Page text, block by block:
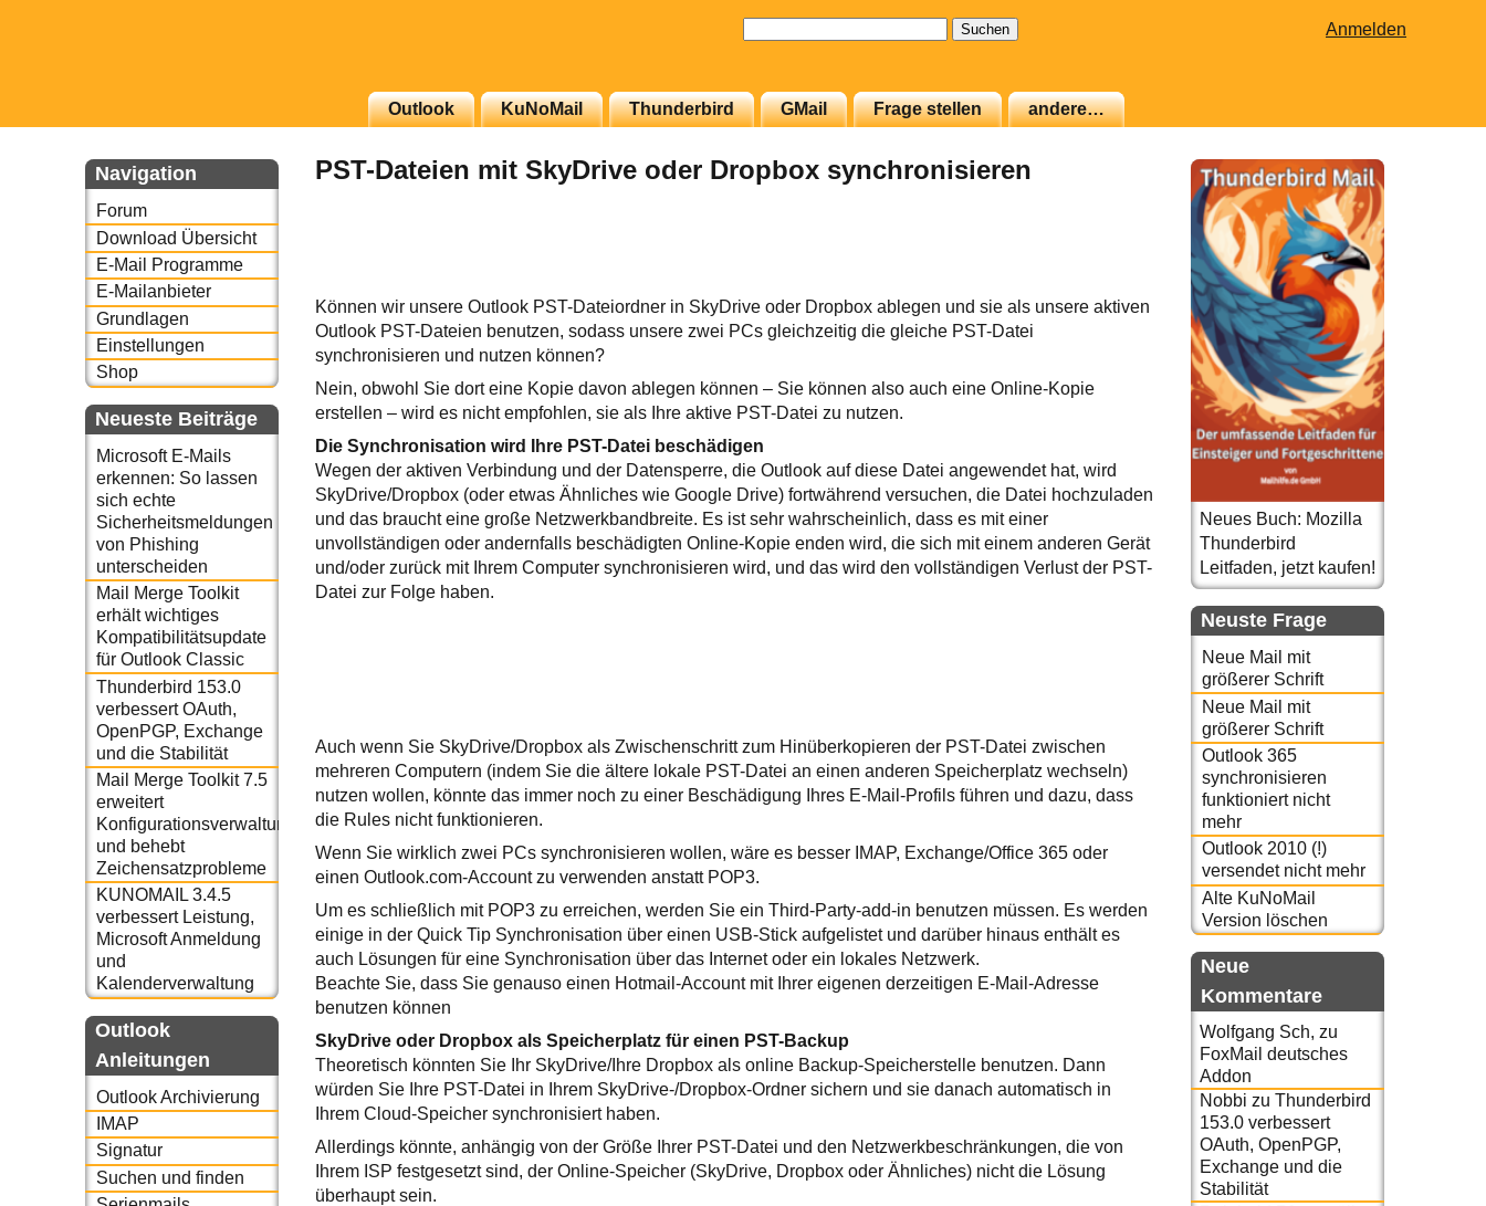
Anmelden
Outlook KuNoMail Thunderbird GMail Frage stellen andere…
Navigation
Forum
Download Übersicht
E-Mail Programme
E-Mailanbieter
Grundlagen
Einstellungen
Shop
Neueste Beiträge
Microsoft E-Mails
erkennen: So lassen
sich echte
Sicherheitsmeldungen
von Phishing
unterscheiden
Mail Merge Toolkit
erhält wichtiges
Kompatibilitätsupdate
für Outlook Classic
Thunderbird 153.0
verbessert OAuth,
OpenPGP, Exchange
und die Stabilität
Mail Merge Toolkit 7.5
erweitert
Konfigurationsverwaltung
und behebt
Zeichensatzprobleme
KUNOMAIL 3.4.5
verbessert Leistung,
Microsoft Anmeldung
und
Kalenderverwaltung
Outlook
Anleitungen
Outlook Archivierung
IMAP
Signatur
Suchen und finden
PST-Dateien mit SkyDrive oder Dropbox synchronisieren
Können wir unsere Outlook PST-Dateiordner in SkyDrive oder Dropbox ablegen und sie als unsere aktiven
Outlook PST-Dateien benutzen, sodass unsere zwei PCs gleichzeitig die gleiche PST-Datei
synchronisieren und nutzen können?
Nein, obwohl Sie dort eine Kopie davon ablegen können – Sie können also auch eine Online-Kopie
erstellen – wird es nicht empfohlen, sie als Ihre aktive PST-Datei zu nutzen.
Die Synchronisation wird Ihre PST-Datei beschädigen
Wegen der aktiven Verbindung und der Datensperre, die Outlook auf diese Datei angewendet hat, wird
SkyDrive/Dropbox (oder etwas Ähnliches wie Google Drive) fortwährend versuchen, die Datei hochzuladen
und das braucht eine große Netzwerkbandbreite. Es ist sehr wahrscheinlich, dass es mit einer
unvollständigen oder andernfalls beschädigten Online-Kopie enden wird, die sich mit einem anderen Gerät
und/oder zurück mit Ihrem Computer synchronisieren wird, und das wird den vollständigen Verlust der PST-
Datei zur Folge haben.
Auch wenn Sie SkyDrive/Dropbox als Zwischenschritt zum Hinüberkopieren der PST-Datei zwischen
mehreren Computern (indem Sie die ältere lokale PST-Datei an einen anderen Speicherplatz wechseln)
nutzen wollen, könnte das immer noch zu einer Beschädigung Ihres E-Mail-Profils führen und dazu, dass
die Rules nicht funktionieren.
Wenn Sie wirklich zwei PCs synchronisieren wollen, wäre es besser IMAP, Exchange/Office 365 oder
einen Outlook.com-Account zu verwenden anstatt POP3.
Um es schließlich mit POP3 zu erreichen, werden Sie ein Third-Party-add-in benutzen müssen. Es werden
einige in der Quick Tip Synchronisation über einen USB-Stick aufgelistet und darüber hinaus enthält es
auch Lösungen für eine Synchronisation über das Internet oder ein lokales Netzwerk.
Beachte Sie, dass Sie genauso einen Hotmail-Account mit Ihrer eigenen derzeitigen E-Mail-Adresse
benutzen können
SkyDrive oder Dropbox als Speicherplatz für einen PST-Backup
Theoretisch könnten Sie Ihr SkyDrive/Ihre Dropbox als online Backup-Speicherstelle benutzen. Dann
würden Sie Ihre PST-Datei in Ihrem SkyDrive-/Dropbox-Ordner sichern und sie danach automatisch in
Ihrem Cloud-Speicher synchronisiert haben.
Allerdings könnte, anhängig von der Größe Ihrer PST-Datei und den Netzwerkbeschränkungen, die von
Ihrem ISP festgesetzt sind, der Online-Speicher (SkyDrive, Dropbox oder Ähnliches) nicht die Lösung
überhaupt sein.
Neues Buch: Mozilla
Thunderbird
Leitfaden, jetzt kaufen!
Neuste Frage
Neue Mail mit
größerer Schrift
Neue Mail mit
größerer Schrift
Outlook 365
synchronisieren
funktioniert nicht
mehr
Outlook 2010 (!)
versendet nicht mehr
Alte KuNoMail
Version löschen
Neue
Kommentare
Wolfgang Sch, zu
FoxMail deutsches
Addon
Nobbi zu Thunderbird
153.0 verbessert
OAuth, OpenPGP,
Exchange und die
Stabilität
Newsletter
Email für Sie
oder auch